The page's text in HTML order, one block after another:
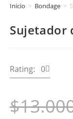
Inicio > Bondage >
Sujetador
Rating: 0
$